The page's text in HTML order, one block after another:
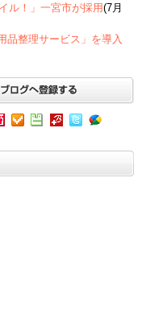
ル！」一宮市が採用(7月
品整理サービス」を導入